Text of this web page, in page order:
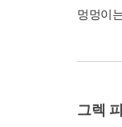
멍멍이
그렉